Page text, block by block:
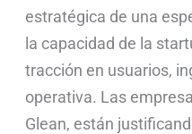
estratégica de una
la capacidad de la
tracción en usuarios,
operativa. Las
Glean, están